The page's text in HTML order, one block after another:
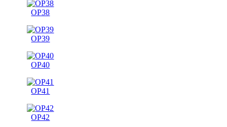
OP38
OP39
OP40
OP41
OP42